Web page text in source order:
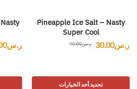
Pineapple Ice Salt – Nasty
Super Cool
ر.س40.00 ر.س30.00
تحديد أحد الخيارات
ر.س